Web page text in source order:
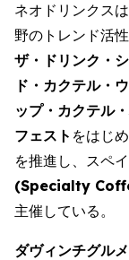
ネオドリンクス
野のトレンド活
ザ・ドリンク・
ド・カクテル・
ップ・カクテル
フェスト をはじ
を推進し、スペ
(Specialty
主催している。
ダヴィンチグル